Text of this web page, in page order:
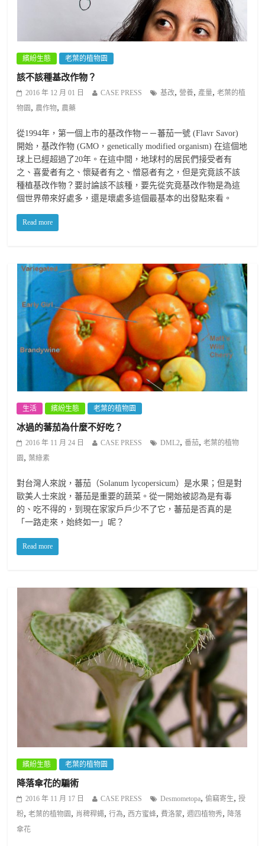
繽紛生態 老葉的植物園
該不該種基改作物？
2016 年 12 月 01 日 CASE PRESS 基改, 營養, 產量,老葉的植
物園 , 農作物, 農藥
從1994年，第一個上市的基改作物－－蕃茄一號 (Flavr Savor)
開始，基改作物 (GMO，genetically modified organism) 在這個地
球上已經超過了20年。在這中間，地球村的居民們接受者有
之、喜愛者有之、懷疑者有之、憎惡者有之，但是究竟該不該
種植基改作物？要討論該不該種，要先從究竟基改作物是為這
個世界帶來好處多，還是壞處多這個最基本的出發點來看。
Read more
生活 繽紛生態 老葉的植物園
冰過的蕃茄為什麼不好吃？
2016 年 11 月 24 日 CASE PRESS DML2,番茄,老葉的植物
園 ,葉綠素
對台灣人來說，蕃茄（Solanum lycopersicum）是水果；但是對
歐美人士來說，蕃茄是重要的蔬菜。從一開始被認為是有毒
的、吃不得的，到現在家家戶戶少不了它，蕃茄是否真的是
「一路走來，始終如一」呢？
Read more
繽紛生態 老葉的植物園
降落傘花的騙術
2016 年 11 月 17 日 CASE PRESS Desmometopa,偷竊寄生,授
粉,老葉的植物園 , 肖稗稈蠅,行為,西方蜜蜂, 費洛蒙,週四植物秀, 降落
傘花